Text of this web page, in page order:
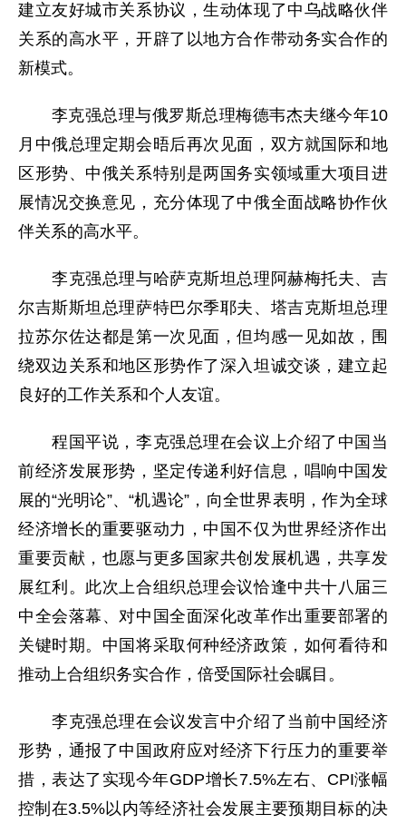
建立友好城市关系协议，生动体现了中乌战略伙伴
关系的高水平，开辟了以地方合作带动务实合作的
新模式。
李克强总理与俄罗斯总理梅德韦杰夫继今年10
月中俄总理定期会晤后再次见面，双方就国际和地
区形势、中俄关系特别是两国务实领域重大项目进
展情况交换意见，充分体现了中俄全面战略协作伙
伴关系的高水平。
李克强总理与哈萨克斯坦总理阿赫梅托夫、吉
尔吉斯斯坦总理萨特巴尔季耶夫、塔吉克斯坦总理
拉苏尔佐达都是第一次见面，但均感一见如故，围
绕双边关系和地区形势作了深入坦诚交谈，建立起
良好的工作关系和个人友谊。
程国平说，李克强总理在会议上介绍了中国当
前经济发展形势，坚定传递利好信息，唱响中国发
展的“光明论”、“机遇论”，向全世界表明，作为全球
经济增长的重要驱动力，中国不仅为世界经济作出
重要贡献，也愿与更多国家共创发展机遇，共享发
展红利。此次上合组织总理会议恰逢中共十八届三
中全会落幕、对中国全面深化改革作出重要部署的
关键时期。中国将采取何种经济政策，如何看待和
推动上合组织务实合作，倍受国际社会瞩目。
李克强总理在会议发言中介绍了当前中国经济
形势，通报了中国政府应对经济下行压力的重要举
措，表达了实现今年GDP增长7.5%左右、CPI涨幅
控制在3.5%以内等经济社会发展主要预期目标的决